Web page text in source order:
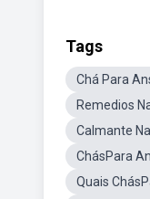
Tags
Chá Para
Remedios
Calmante
ChásPara
Quais